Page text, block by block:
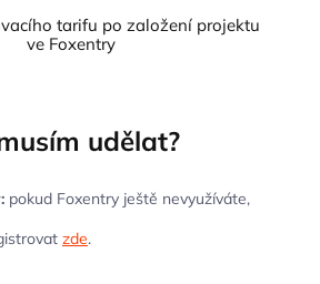
udělat?
pokud Foxentry ještě nevyužíváte,
zde.